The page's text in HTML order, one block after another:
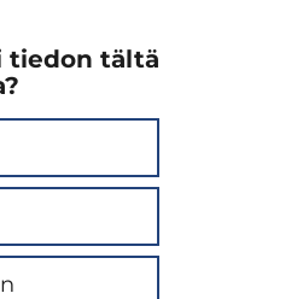
tiedon tältä